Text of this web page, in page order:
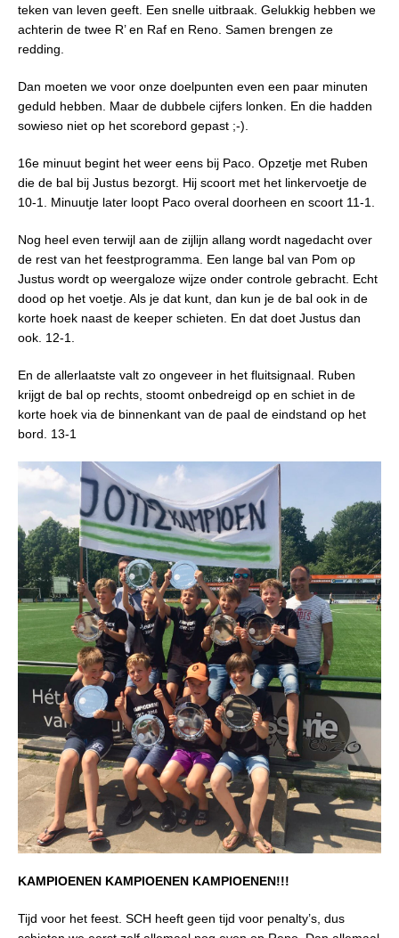
teken van leven geeft. Een snelle uitbraak. Gelukkig hebben we
achterin de twee R’ en Raf en Reno. Samen brengen ze
redding.
Dan moeten we voor onze doelpunten even een paar minuten
geduld hebben. Maar de dubbele cijfers lonken. En die hadden
sowieso niet op het scorebord gepast ;-).
16e minuut begint het weer eens bij Paco. Opzetje met Ruben
die de bal bij Justus bezorgt. Hij scoort met het linkervoetje de
10-1. Minuutje later loopt Paco overal doorheen en scoort 11-1.
Nog heel even terwijl aan de zijlijn allang wordt nagedacht over
de rest van het feestprogramma. Een lange bal van Pom op
Justus wordt op weergaloze wijze onder controle gebracht. Echt
dood op het voetje. Als je dat kunt, dan kun je de bal ook in de
korte hoek naast de keeper schieten. En dat doet Justus dan
ook. 12-1.
En de allerlaatste valt zo ongeveer in het fluitsignaal. Ruben
krijgt de bal op rechts, stoomt onbedreigd op en schiet in de
korte hoek via de binnenkant van de paal de eindstand op het
bord. 13-1
KAMPIOENEN KAMPIOENEN KAMPIOENEN!!!
Tijd voor het feest. SCH heeft geen tijd voor penalty’s, dus